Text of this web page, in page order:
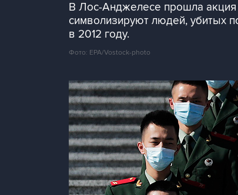
В Лос-Анджелесе прошла акция
символизируют людей, убитых
в 2012 году.
Фото: EPA/Vostock-photo